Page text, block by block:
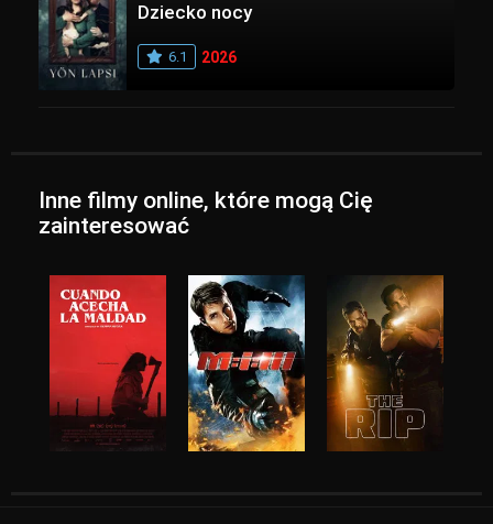
Dziecko nocy
6.1 2026
Inne filmy online, które mogą Cię
zainteresować